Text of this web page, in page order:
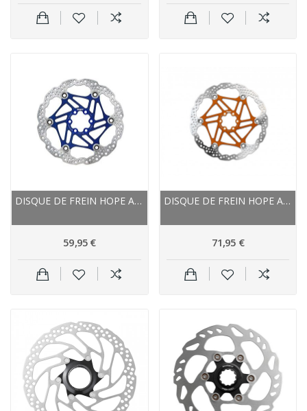
DISQUE DE FREIN HOPE ACIER INOX NEW STANDARD
59,95 €
DISQUE DE FREIN HOPE ACIER INOX NEW STANDARD
71,95 €